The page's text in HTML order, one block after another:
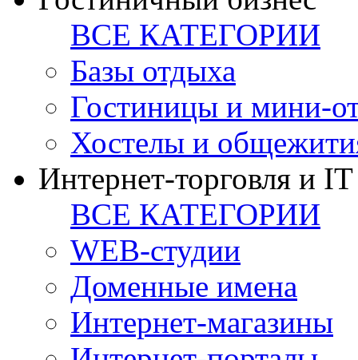
ВСЕ КАТЕГОРИИ
Базы отдыха
Гостиницы и мини-
Хостелы и
Интернет-торговля и IT
ВСЕ КАТЕГОРИИ
WEB-студии
Доменные имена
Интернет-магазины